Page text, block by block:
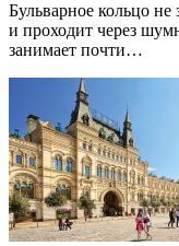
Бульварное кольцо
и проходит через
занимает почти…